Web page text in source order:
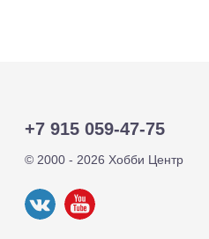
+7 915 059-47-75
© 2000 - 2026 Хобби Центр